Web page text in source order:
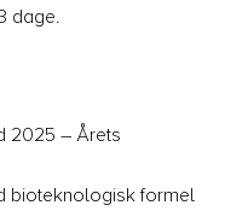
dage.
2025 – Årets
bioteknologisk formel